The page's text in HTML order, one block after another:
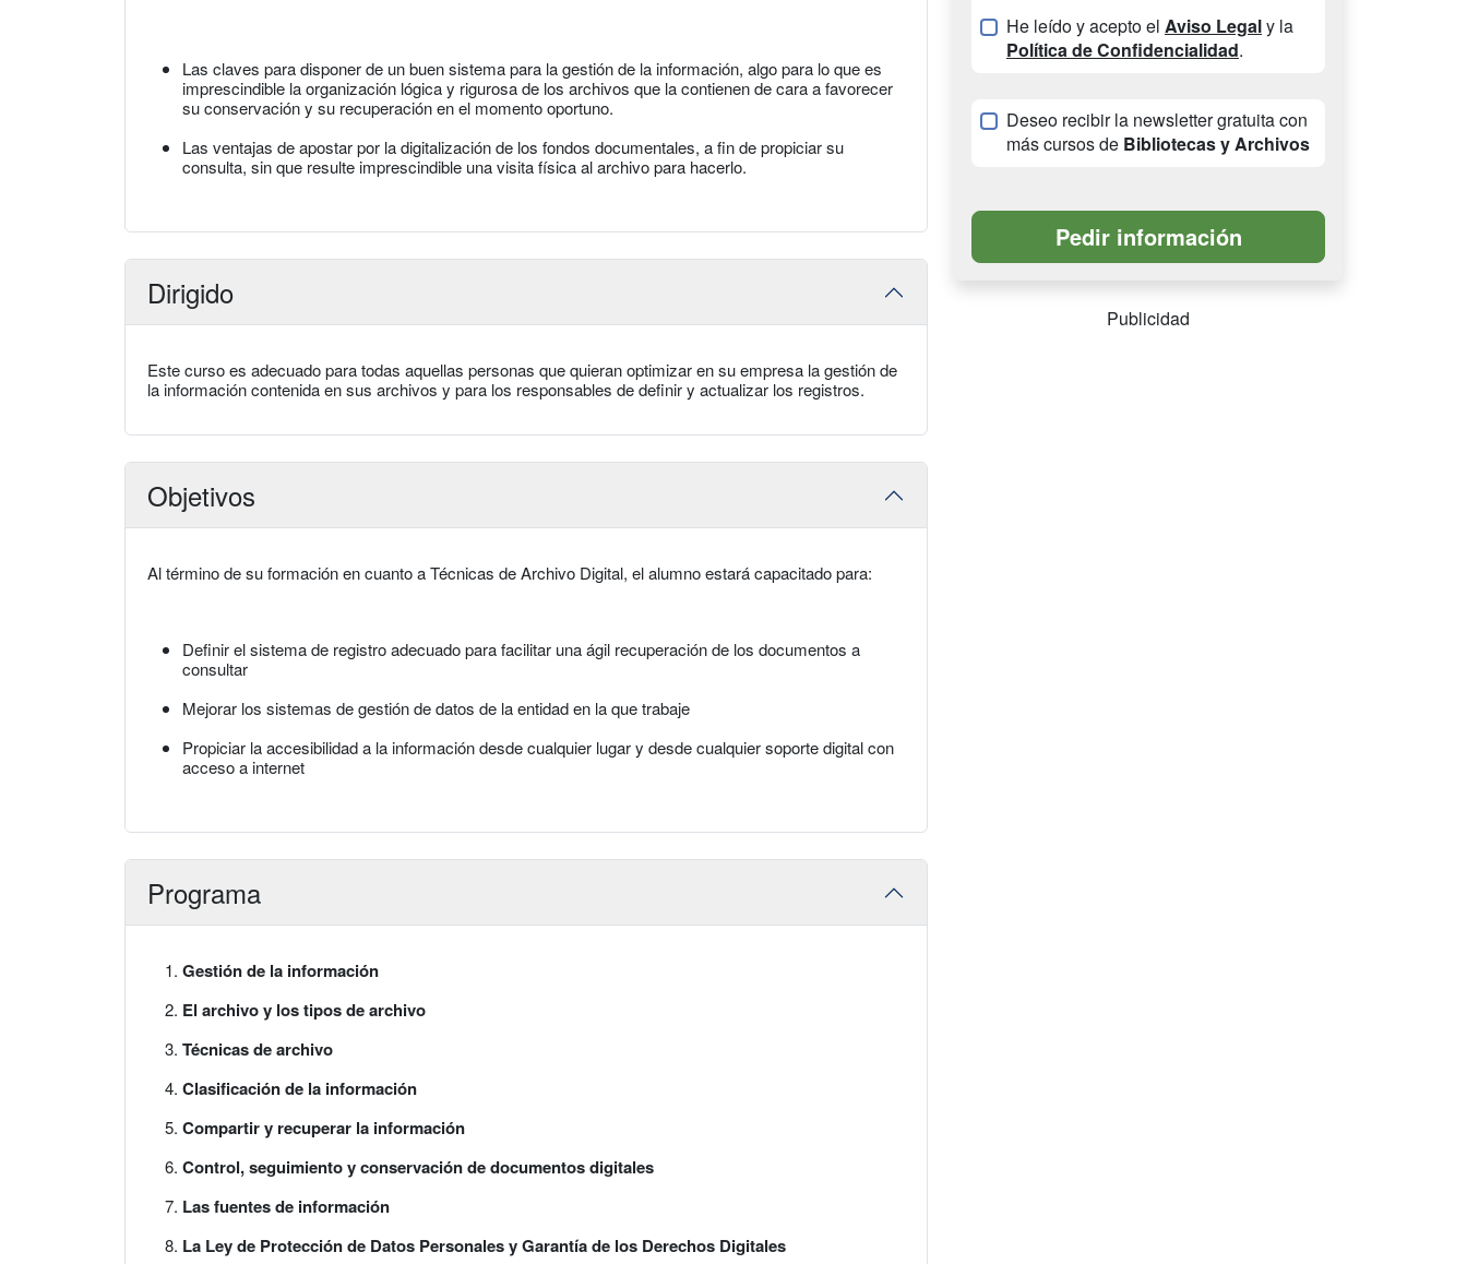
Las claves para disponer de un buen sistema para la gestión de la información, algo para lo que es
imprescindible la organización lógica y rigurosa de los archivos que la contienen de cara a favorecer
su conservación y su recuperación en el momento oportuno.
Las ventajas de apostar por la digitalización de los fondos documentales, a fin de propiciar su
consulta, sin que resulte imprescindible una visita física al archivo para hacerlo.
Dirigido
Este curso es adecuado para todas aquellas personas que quieran optimizar en su empresa la gestión de
la información contenida en sus archivos y para los responsables de definir y actualizar los registros.
Objetivos
Al término de su formación en cuanto a Técnicas de Archivo Digital, el alumno estará capacitado para:
Definir el sistema de registro adecuado para facilitar una ágil recuperación de los documentos a
consultar
Mejorar los sistemas de gestión de datos de la entidad en la que trabaje
Propiciar la accesibilidad a la información desde cualquier lugar y desde cualquier soporte digital con
acceso a internet
Programa
Gestión de la información
El archivo y los tipos de archivo
Técnicas de archivo
Clasificación de la información
Compartir y recuperar la información
Control, seguimiento y conservación de documentos digitales
Las fuentes de información
La Ley de Protección de Datos Personales y Garantía de los Derechos Digitales
He leído y acepto el Aviso Legaly la
Política de Confidencialidad.
Deseo recibir la newsletter gratuita con
más cursos de Bibliotecas y Archivos
Publicidad